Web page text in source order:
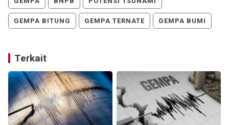
GEMPA BITUNG GEMPA TERNATE GEMPA BUMI
Terkait